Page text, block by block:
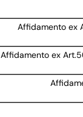
Affidamento ex
Affidamento ex